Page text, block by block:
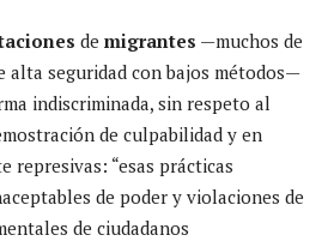
de migrantes —muchos de
alta seguridad con bajos métodos—
indiscriminada, sin respeto al
de culpabilidad y en
represivas: “esas prácticas
de poder y violaciones de
de ciudadanos